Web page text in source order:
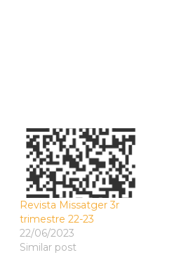
Revista Missatger 3r
trimestre 22-23
22/06/2023
Similar post